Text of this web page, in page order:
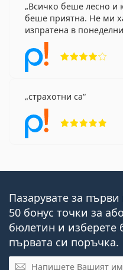
Всичко беше лесно и
беше приятна. Не ми
изпратена в
страхотни са
Пазарувате за
50 бонус точки за
бюлетин и изберете
първата си поръчка.
Имейл